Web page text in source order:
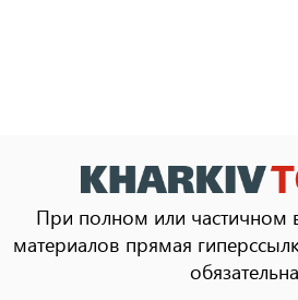
При полном или частичном
материалов прямая
обязательна